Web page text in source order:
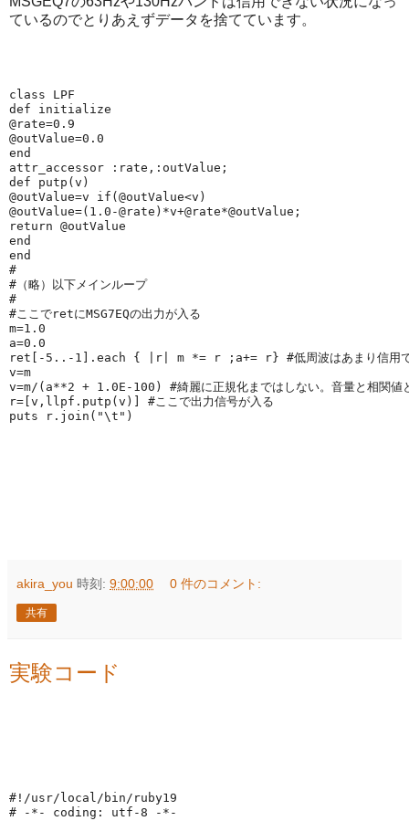
ているのでとりあえずデータを捨てています。
class LPF
def initialize
@rate=0.9
@outValue=0.0
end
attr_accessor
:rate , :outValue ;
def putp (v)
@outValue=v if ( @outValue<v)
@outValue=( 1.0 -@rate )*v+@rate*@outValue ;
return @outValue
end
end
#
#（略）以下メインループ
#
#ここでretにMSG7EQの出力が入る
m=1.0
a=0.0
ret[- 5 ..- 1 ].each { | r | m *= r ;a+= r} #低周波はあまり信用
v=m
v=m/(a**2 + 1.0E-100 ) #綺麗に正規化まではしない。音量と相関値
r=[v,llpf.putp(v)] #ここで出力信号が入る
puts r.join( "\t" )
akira_you 時刻: 9:00:00 0 件のコメント:
共有
実験コード
#!/usr/local/bin/ruby19
# -*- coding: utf-8 -*-